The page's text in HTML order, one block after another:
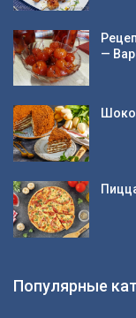
—
Популярные